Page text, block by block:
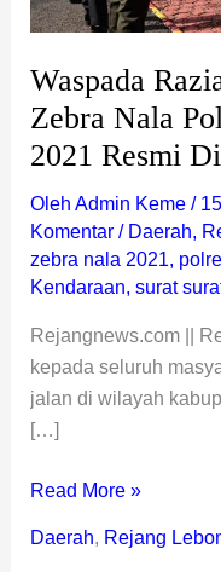
Waspada
Zebra Nala
2021 Resmi
Oleh Admin Keme /
Komentar / Daerah,
zebra nala 2021,
Kendaraan, surat
Rejangnews.com ||
kepada seluruh
jalan di wilayah
[…]
2021
Dimulai
Read More »
Daerah, Rejang